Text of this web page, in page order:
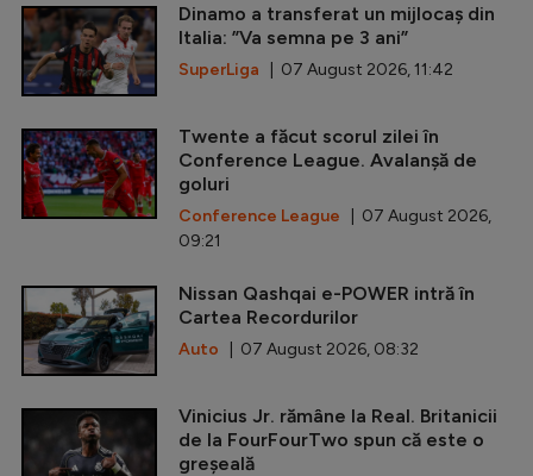
Dinamo a transferat un mijlocaș din
Italia: ”Va semna pe 3 ani”
SuperLiga | 07 August 2026, 11:42
Twente a făcut scorul zilei în
Conference League. Avalanșă de
goluri
Conference League | 07 August 2026,
09:21
Nissan Qashqai e-POWER intră în
Cartea Recordurilor
Auto | 07 August 2026, 08:32
Vinicius Jr. rămâne la Real. Britanicii
de la FourFourTwo spun că este o
greșeală